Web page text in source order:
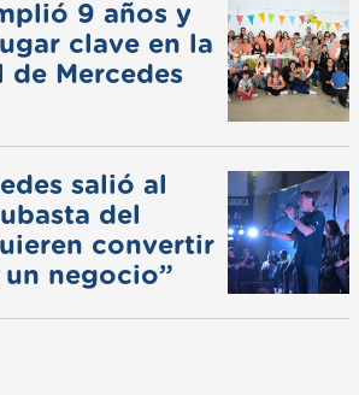
9 años y
clave en la
Mercedes
salió al
del
convertir
negocio”